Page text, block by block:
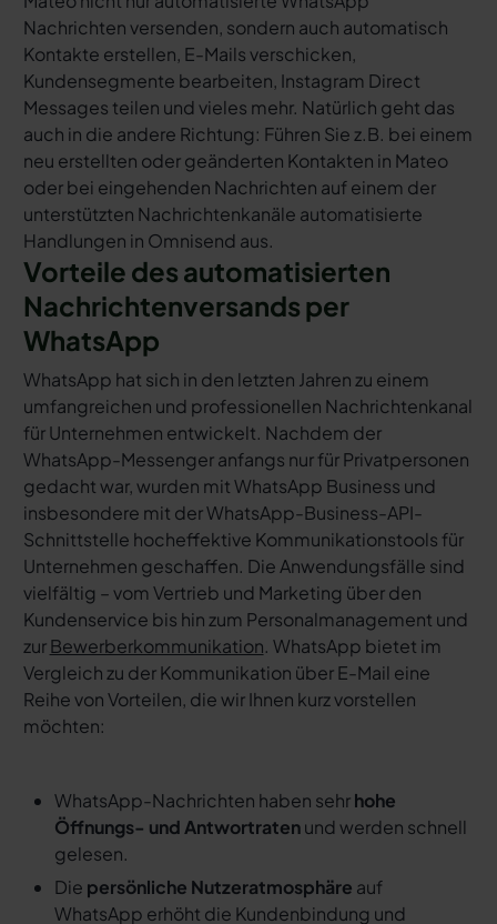
Nachrichten versenden, sondern auch automatisch
Kontakte erstellen, E-Mails verschicken,
Kundensegmente bearbeiten, Instagram Direct
Messages teilen und vieles mehr. Natürlich geht das
auch in die andere Richtung: Führen Sie z.B. bei einem
neu erstellten oder geänderten Kontakten in Mateo
oder bei eingehenden Nachrichten auf einem der
unterstützten Nachrichtenkanäle automatisierte
Handlungen in Omnisend aus.
Vorteile des automatisierten
Nachrichtenversands per
WhatsApp
WhatsApp hat sich in den letzten Jahren zu einem
umfangreichen und professionellen Nachrichtenkanal
für Unternehmen entwickelt. Nachdem der
WhatsApp-Messenger anfangs nur für Privatpersonen
gedacht war, wurden mit WhatsApp Business und
insbesondere mit der WhatsApp-Business-API-
Schnittstelle hocheffektive Kommunikationstools für
Unternehmen geschaffen. Die Anwendungsfälle sind
vielfältig – vom Vertrieb und Marketing über den
Kundenservice bis hin zum Personalmanagement und
zurBewerberkommunikation. WhatsApp bietet im
Vergleich zu der Kommunikation über E-Mail eine
Reihe von Vorteilen, die wir Ihnen kurz vorstellen
möchten:
WhatsApp-Nachrichten haben sehrhohe
Öffnungs- und Antwortratenund werden schnell
gelesen.
Die persönliche Nutzeratmosphäre auf
WhatsApp erhöht die Kundenbindung und